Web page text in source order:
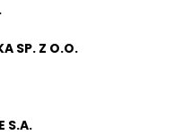
SP. Z O.O.
S.A.